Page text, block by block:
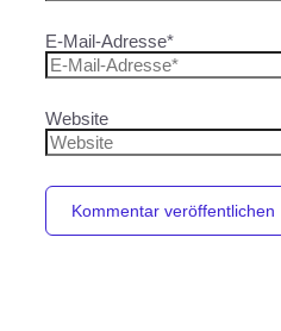
E-Mail-Adresse*
Website